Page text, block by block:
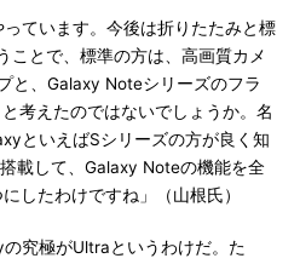
ています。今後は折りたたみと標
ことで、標準の方は、高画質カメ
と、Galaxy Noteシリーズのフラ
考えたのではないでしょうか。名
といえばSシリーズの方が良く知
載して、Galaxy Noteの機能を全
したわけですね」（山根氏）
究極がUltraというわけだ。た